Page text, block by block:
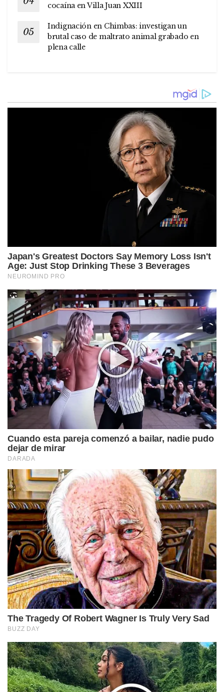
cocaína en Villa Juan XXIII
Indignación en Chimbas: investigan un
brutal caso de maltrato animal grabado en
plena calle